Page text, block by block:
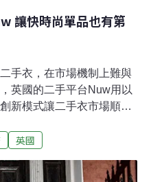
讓快時尚單品也有第
手衣，在市場機制上難與
英國的二手平台Nuw用以
新模式讓二手衣市場順利
新衣、淘汰舊衣，是快時
排放量來自時尚產業，每
英國